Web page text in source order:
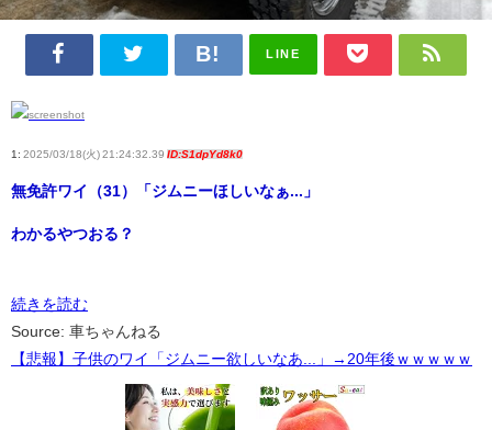
LINE
1: 2025/03/18(火) 21:24:32.39 ID:S1dpYd8k0
無免許ワイ（31）「ジムニーほしいなぁ...」
わかるやつおる？
続きを読む
Source: 車ちゃんねる
【悲報】子供のワイ「ジムニー欲しいなあ...」→20年後ｗｗｗｗｗ